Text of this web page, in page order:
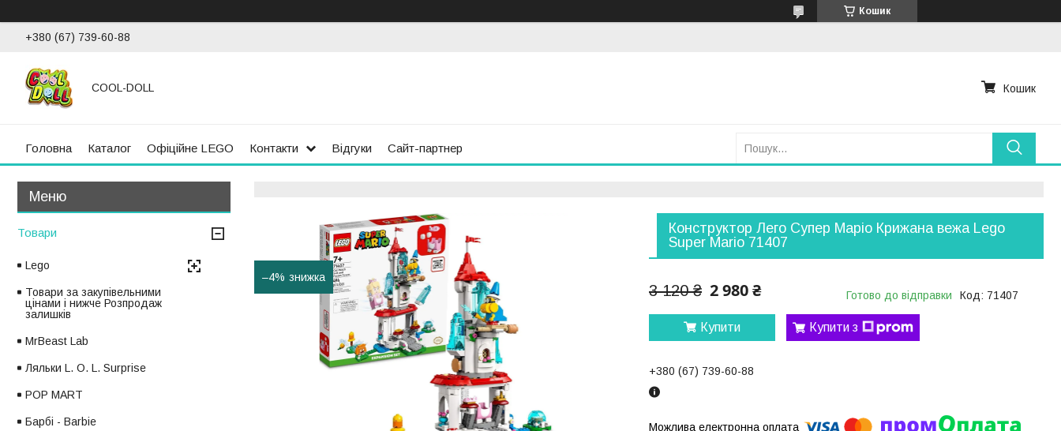
Кошик
+380 (67) 739-60-88
COOL-DOLL Кошик
Головна Каталог Офіційне LEGO Контакти Відгуки Сайт-партнер
–4%
Конструктор Лего Супер Маріо Крижана вежа Lego
Super Mario 71407
3 120 ₴ 2 980 ₴ Готово до відправки Код: 71407
Купити Купити з
+380 (67) 739-60-88
Товари
Lego
Товари за закупівельними
цінами і нижче Розпродаж
залишків
MrBeast Lab
Ляльки L. O. L. Surprise
POP MART
Барбі - Barbie